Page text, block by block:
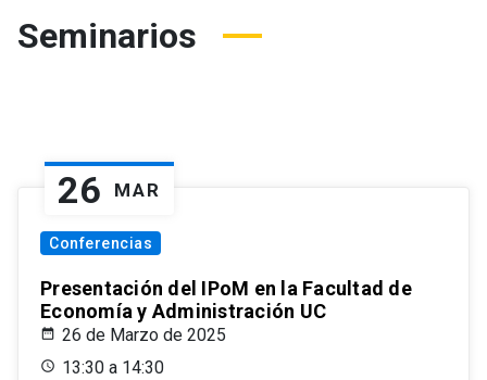
Seminarios
26 MAR
Conferencias
Presentación del IPoM en la Facultad de
Economía y Administración UC
26 de Marzo de 2025
13:30 a 14:30